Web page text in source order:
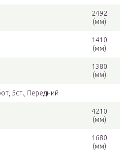
2492
(мм)
1410
(мм)
1380
(мм)
5ст., Передний
4210
(мм)
1680
(мм)